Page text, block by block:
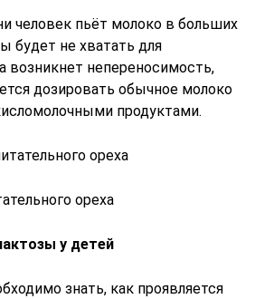
человек пьёт молоко в больших
будет не хватать для
возникнет непереносимость,
дозировать обычное молоко
продуктами.
ореха
у детей
знать, как проявляется